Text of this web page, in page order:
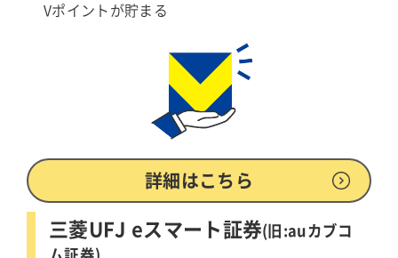
Vポイントが貯まる
詳細はこちら
三菱UFJ eスマート証券(旧:auカブコ